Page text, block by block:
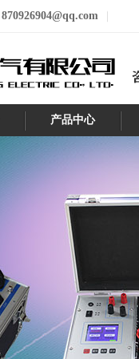
870926904@qq.com
产品中心